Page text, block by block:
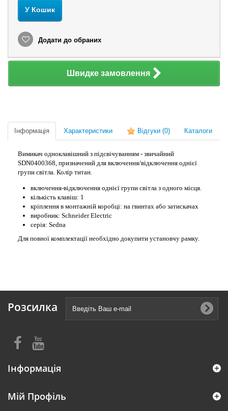
У Кошик
Додати до обраних
Швидке замовлення
Інформація Характеристики Відгуки (0) Каталоги
Вимикач одноклавішний з підсвічуванням - звичайний
SDN0400368, призначений для включення/відключення однієї
групи світла. Колір титан.
включення-відключення однієї групи світла з одного місця.
кількість клавіш: 1
кріплення в монтажній коробці: на гвинтах або затискачах
виробник: Schneider Electric
серія: Sedna
Для повної комплектації необхідно докупити установчу рамку.
Розсилка
Інформація
Мій Профіль